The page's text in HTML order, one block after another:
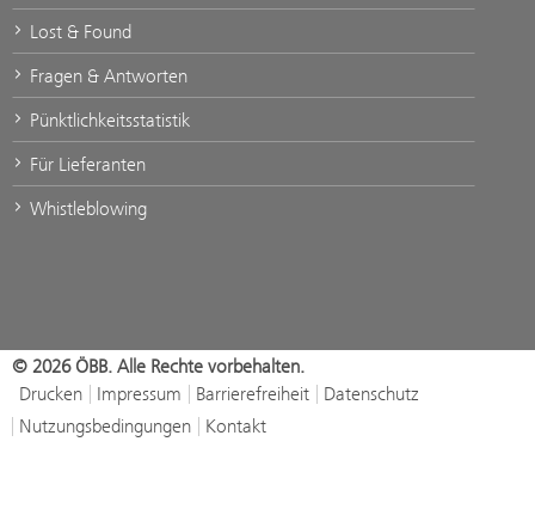
Lost & Found
Fragen & Antworten
Pünktlichkeitsstatistik
Für Lieferanten
Whistleblowing
© 2026 ÖBB. Alle Rechte vorbehalten.
Drucken
Impressum Barrierefreiheit
Datenschutz
Nutzungsbedingungen
Kontakt